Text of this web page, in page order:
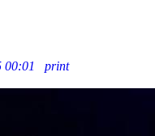
00:01
print